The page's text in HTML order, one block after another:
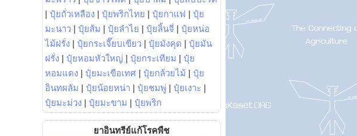
| ปุ๋ยถั่วเหลือง | ปุ๋ยพริกไทย | ปุ๋ยกาแฟ | ปุ๋ย
มะนาว | ปุ๋ยส้ม | ปุ๋ยลำไย | ปุ๋ยลิ้นจี่ | ปุ๋ยหน่อ
ไม้ฝรั่ง | ปุ๋ยกระเจี๊ยบเขียว | ปุ๋ยมังคุด | ปุ๋ยมัน
ฝรั่ง | ปุ๋ยหอมหัวใหญ่ | ปุ๋ยกระเทียม | ปุ๋ย
หอมแดง | ปุ๋ยมะเขือเทศ | ปุ๋ยกล้วยไม้ | ปุ๋ย
อินทผลัม | ปุ๋ยน้อยหน่า | ปุ๋ยชมพู่ | ปุ๋ยเงาะ |
ปุ๋ยมะม่วง | ปุ๋ยมะขาม | ปุ๋ยพริก
ยาอินทรีย์แก้โรคพืช